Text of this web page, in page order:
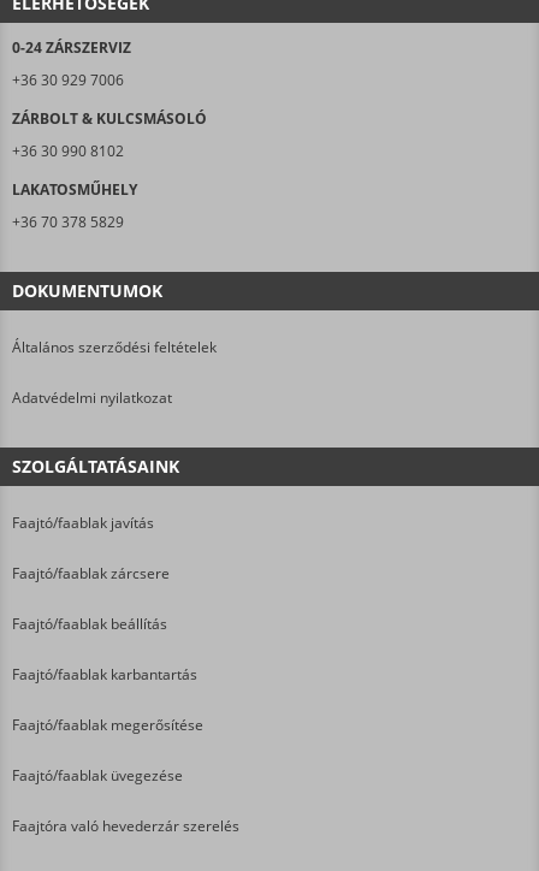
0-24 ZÁRSZERVIZ
+36 30 929 7006
ZÁRBOLT & KULCSMÁSOLÓ
+36 30 990 8102
LAKATOSMŰHELY
+36 70 378 5829
DOKUMENTUMOK
Általános szerződési feltételek
Adatvédelmi nyilatkozat
SZOLGÁLTATÁSAINK
Faajtó/faablak javítás
Faajtó/faablak zárcsere
Faajtó/faablak beállítás
Faajtó/faablak karbantartás
Faajtó/faablak megerősítése
Faajtó/faablak üvegezése
Faajtóra való hevederzár szerelés